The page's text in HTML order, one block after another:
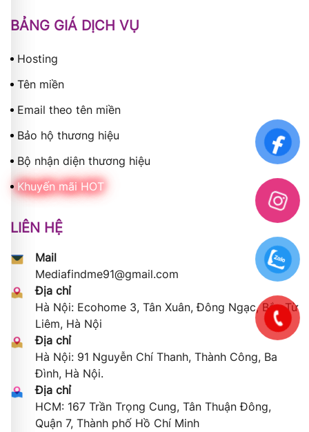
BẢNG GIÁ DỊCH VỤ
Hosting
Tên miền
Email theo tên miền
Bảo hộ thương hiệu
Bộ nhận diện thương hiệu
Khuyến mãi HOT
LIÊN HỆ
Mail
Mediafindme91@gmail.com
Địa chỉ
Hà Nội: Ecohome 3, Tân Xuân, Đông Ngạc, Bắc Từ
Liêm, Hà Nội
Địa chỉ
Hà Nội: 91 Nguyễn Chí Thanh, Thành Công, Ba
Đình, Hà Nội.
Địa chỉ
HCM: 167 Trần Trọng Cung, Tân Thuận Đông,
Quận 7, Thành phố Hồ Chí Minh